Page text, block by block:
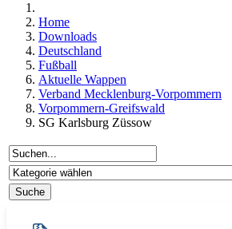
Home
Downloads
Deutschland
Fußball
Aktuelle Wappen
Verband Mecklenburg-Vorpommern
Vorpommern-Greifswald
SG Karlsburg Züssow